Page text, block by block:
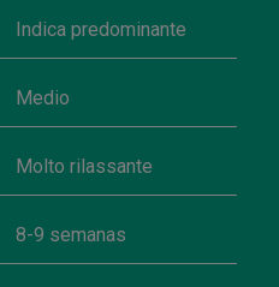
Indica predominante
Medio
Molto rilassante
8-9 semanas